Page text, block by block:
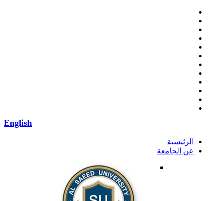
English
الرئيسية
عن الجامعة